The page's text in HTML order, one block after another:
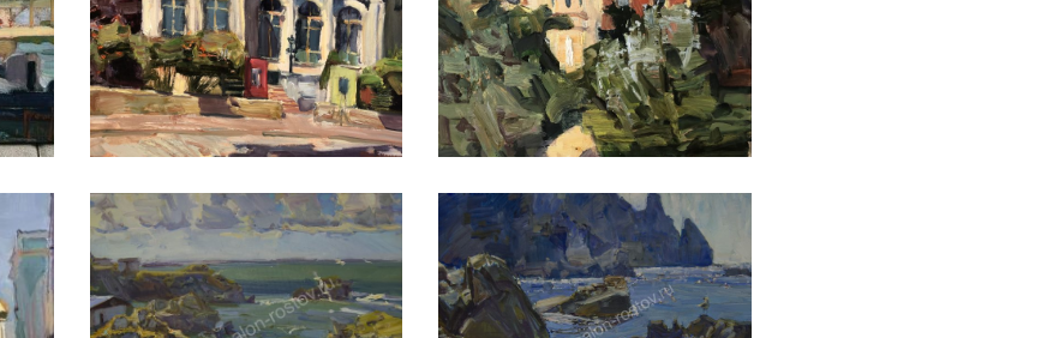
ПЕТРУХИН АЛЕКСЕЙ ПЕТРУХИН АЛЕКСЕЙ